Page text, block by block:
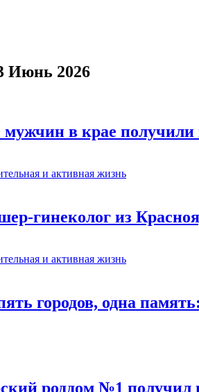
Июнь 2026
мужчин в крае
и активная жизнь
из
и активная жизнь
городов, одна
роддом №1 получил